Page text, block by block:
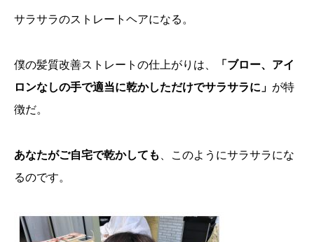
サラサラのストレートヘアになる。
僕の髪質改善ストレートの仕上がりは、
「ブロー、アイ
ロンなしの手で適当に乾かしただけでサラサラに」 が特
徴だ。
あなたがご自宅で乾かしても
、このようにサラサラにな
るのです。